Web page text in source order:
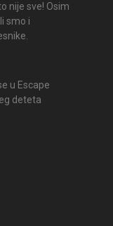
nije sve! Osim
smo i
u Escape
deteta